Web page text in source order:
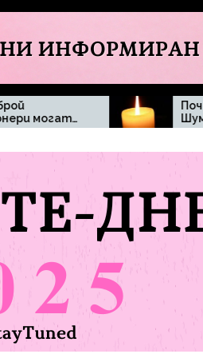
Почина Димитър
Шумналиев